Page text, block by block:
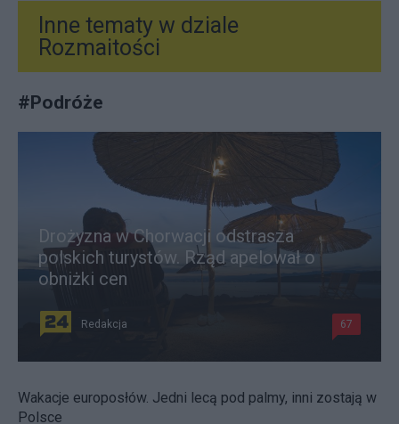
Inne tematy w dziale
Rozmaitości
#Podróże
Drożyzna w Chorwacji odstrasza
polskich turystów. Rząd apelował o
obniżki cen
Redakcja 67
Wakacje europosłów. Jedni lecą pod palmy, inni zostają w
Polsce